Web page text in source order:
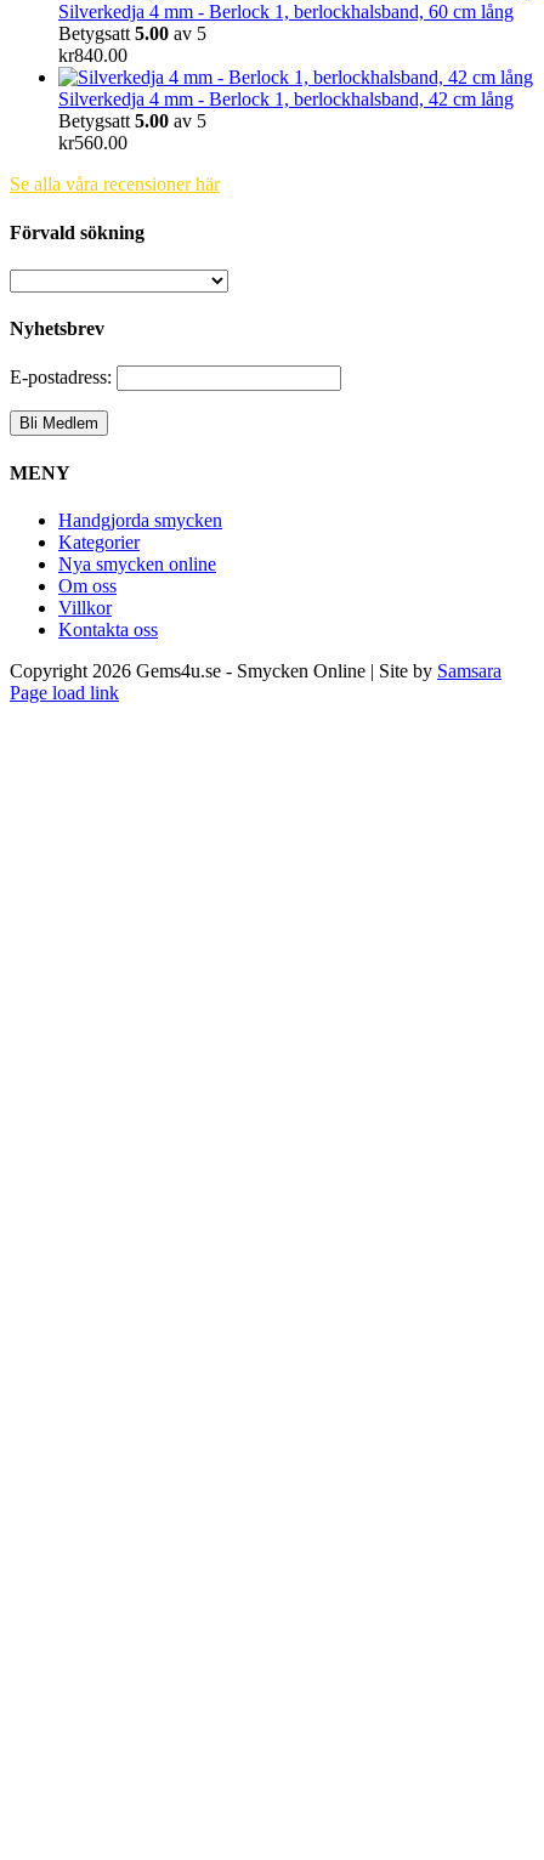
Silverkedja 4 mm - Berlock 1, berlockhalsband, 60 cm lång
Betygsatt 5.00 av 5
kr840.00
Silverkedja 4 mm - Berlock 1, berlockhalsband, 42 cm lång
Betygsatt 5.00 av 5
kr560.00
Se alla våra recensioner här
Förvald sökning
Nyhetsbrev
E-postadress:
MENY
Handgjorda smycken
Kategorier
Nya smycken online
Om oss
Villkor
Kontakta oss
Copyright 2026 Gems4u.se - Smycken Online | Site by Samsara
Page load link